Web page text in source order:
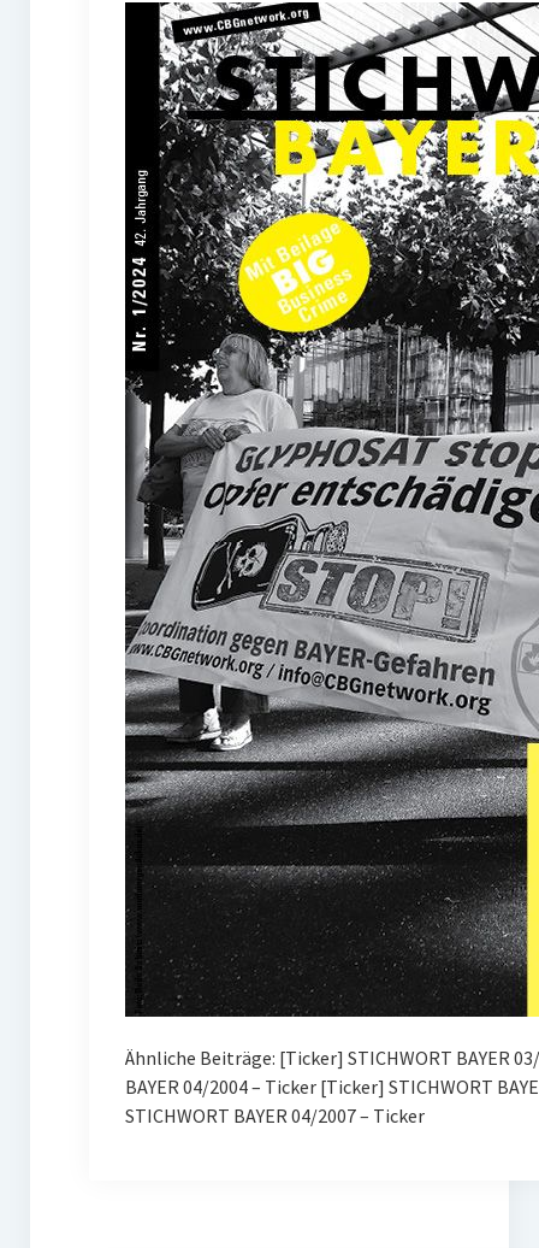
Ähnliche Beiträge: [Ticker] STICHWORT BAYER
BAYER 04/2004 – Ticker [Ticker] STICHWORT
STICHWORT BAYER 04/2007 – Ticker